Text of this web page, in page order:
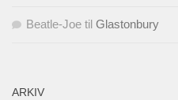
Beatle-Joe til Glastonbury
ARKIV